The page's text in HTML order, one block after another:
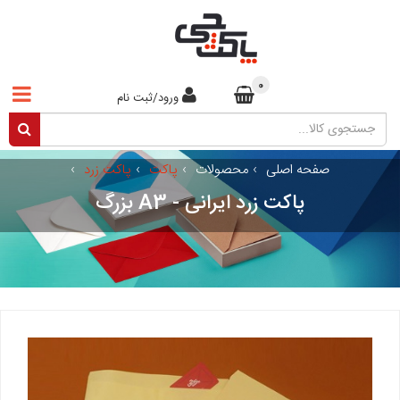
ورود/ثبت نام
0
صفحه اصلی › محصولات › پاکت › پاکت زرد ›
پاکت زرد ایرانی - A3 بزرگ